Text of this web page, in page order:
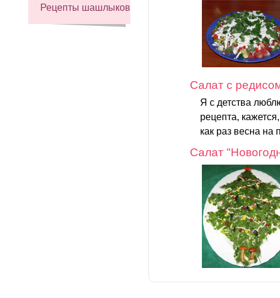
Рецепты шашлыков
Салат с
Я с детства
рецепта,
как раз весна на
Салат